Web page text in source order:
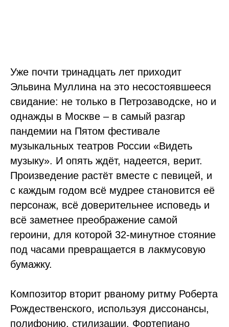
Уже почти тринадцать лет приходит
Эльвина Муллина на это несостоявшееся
свидание: не только в Петрозаводске, но и
однажды в Москве – в самый разгар
пандемии на Пятом фестивале
музыкальных театров России «Видеть
музыку». И опять ждёт, надеется, верит.
Произведение растёт вместе с певицей, и
с каждым годом всё мудрее становится её
персонаж, всё доверительнее исповедь и
всё заметнее преображение самой
героини, для которой 32-минутное стояние
под часами превращается в лакмусовую
бумажку.
Композитор вторит рваному ритму Роберта
Рождественского, используя диссонансы,
полифонию, стилизации. Фортепиано